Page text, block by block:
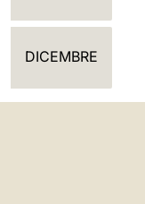
DICEMBRE